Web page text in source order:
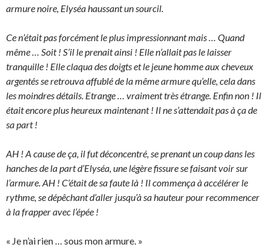
armure noire, Elyséa haussant un sourcil.
Ce n’était pas forcément le plus impressionnant mais … Quand
même … Soit ! S’il le prenait ainsi ! Elle n’allait pas le laisser
tranquille ! Elle claqua des doigts et le jeune homme aux cheveux
argentés se retrouva affublé de la même armure qu’elle, cela dans
les moindres détails. Etrange … vraiment très étrange. Enfin non ! Il
était encore plus heureux maintenant ! Il ne s’attendait pas à ça de
sa part !
AH ! A cause de ça, il fut déconcentré, se prenant un coup dans les
hanches de la part d’Elyséa, une légère fissure se faisant voir sur
l’armure. AH ! C’était de sa faute là ! Il commença à accélérer le
rythme, se dépêchant d’aller jusqu’à sa hauteur pour recommencer
à la frapper avec l’épée !
« Je n’ai rien … sous mon armure. »